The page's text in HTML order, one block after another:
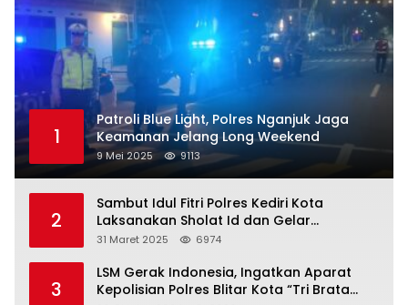
1
Patroli Blue Light, Polres Nganjuk Jaga
Keamanan Jelang Long Weekend
9 Mei 2025 9113
2
Sambut Idul Fitri Polres Kediri Kota
Laksanakan Sholat Id dan Gelar
Halalbihalal
31 Maret 2025 6974
3
LSM Gerak Indonesia, Ingatkan Aparat
Kepolisian Polres Blitar Kota “Tri Brata